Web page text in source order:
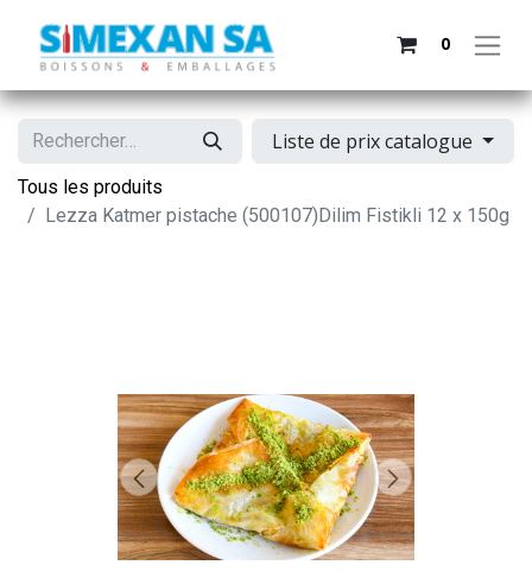
0
Liste de prix catalogue
Tous les produits
Lezza Katmer pistache (500107)Dilim Fistikli 12 x 150g